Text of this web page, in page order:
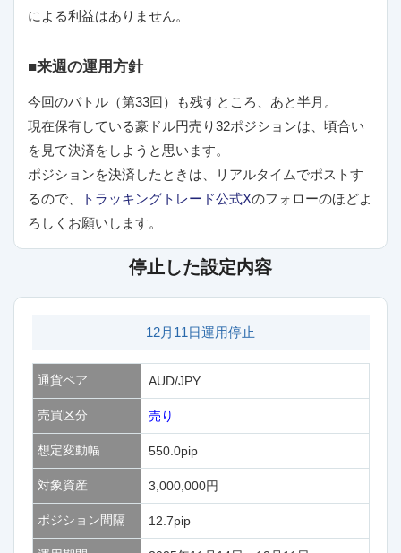
による利益はありません。
■来週の運用方針
今回のバトル（第33回）も残すところ、あと半月。
現在保有している豪ドル円売り32ポジションは、頃合い
を見て決済をしようと思います。
ポジションを決済したときは、リアルタイムでポストす
るので、
トラッキングトレード公式Xのフォローのほどよ
ろしくお願いします。
停止した設定内容
12月11日運用停止
通貨ペア AUD/JPY
売買区分 売り
想定変動幅 550.0pip
対象資産 3,000,000円
ポジション間隔 12.7pip